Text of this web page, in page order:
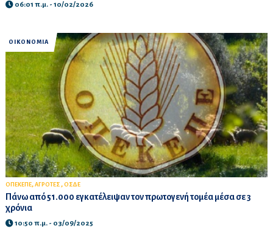
06:01 π.μ. - 10/02/2026
ΟΙΚΟΝΟΜΙΑ
ΟΠΕΚΕΠΕ, ΑΓΡΟΤΕΣ , ΟΣΔΕ
Πάνω από 51.000 εγκατέλειψαν τον πρωτογενή τομέα μέσα σε 3
χρόνια
10:50 π.μ. - 03/09/2025